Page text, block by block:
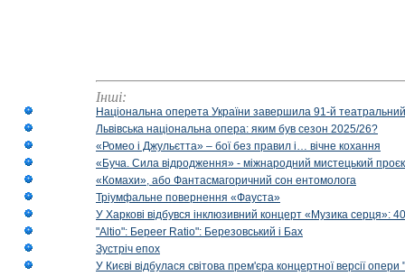
Інші:
Національна оперета України завершила 91-й
Львівська національна опера: яким був сезон 2025/26?
«Ромео і Джульєтта» – бої без правил і… вічне кохання
«Буча. Сила відродження» - міжнародний мистецький
«Комахи», або Фантасмагоричний сон ентомолога
Тріумфальне повернення «Фауста»
У Харкові відбувся інклюзивний концерт «Музика серця»:
"Altio": Береer Ratio": Березовський і Бах
Зустріч епох
У Києві відбулася світова прем'єра концертної версії